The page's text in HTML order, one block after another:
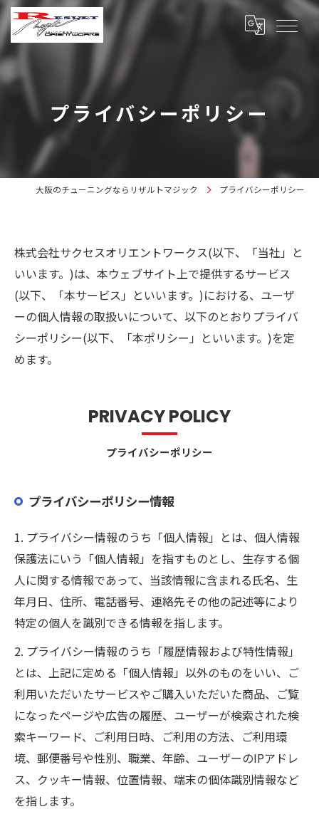
プライバシーポリシー
大阪のチューニングならリザルトマジック プライバシーポリシー
株式会社サクセスオリエントワークス(以下、「当社」と
いいます。)は、本ウェブサイト上で提供するサービス
(以下、「本サービス」といいます。)における、ユーザ
ーの個人情報の取扱いについて、以下のとおりプライバ
シーポリシー(以下、「本ポリシー」といいます。)を定
めます。
プライバシーポリシー
PRIVACY POLICY
プライバシーポリシー情報
1. プライバシー情報のうち「個人情報」とは、個人情報
保護法にいう「個人情報」を指すものとし、生存する個
人に関する情報であって、当該情報に含まれる氏名、生
年月日、住所、電話番号、連絡先その他の記述等により
特定の個人を識別できる情報を指します。
2. プライバシー情報のうち「履歴情報および特性情報」
とは、上記に定める「個人情報」以外のものをいい、ご
利用いただいたサービスやご購入いただいた商品、ご覧
になったページや広告の履歴、ユーザーが検索された検
索キーワード、ご利用日時、ご利用の方法、ご利用環
境、郵便番号や性別、職業、年齢、ユーザーのIPアドレ
ス、クッキー情報、位置情報、端末の個体識別情報など
を指します。